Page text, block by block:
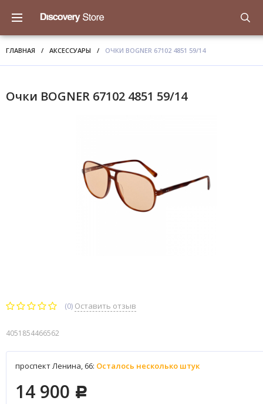
ГЛАВНАЯ / АКСЕССУАРЫ / ОЧКИ BOGNER 67102 4851 59/14
Очки BOGNER 67102 4851 59/14
(0) Оставить отзыв
4051854466562
проспект Ленина, 66: Осталось несколько штук
14 900 Р